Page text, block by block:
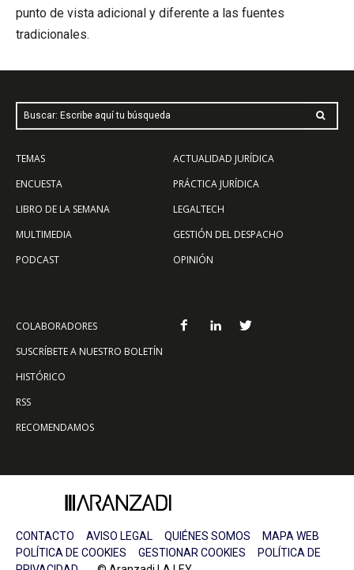
punto de vista adicional y diferente a las fuentes
tradicionales.
Buscar: Escribe aquí tu búsqueda
TEMAS
ENCUESTA
LIBRO DE LA SEMANA
MULTIMEDIA
PODCAST
ACTUALIDAD JURÍDICA
PRÁCTICA JURÍDICA
LEGALTECH
GESTIÓN DEL DESPACHO
OPINIÓN
COLABORADORES
SUSCRÍBETE A NUESTRO BOLETÍN
HISTÓRICO
RSS
RECOMENDAMOS
CONTACTO AVISO LEGAL QUIÉNES SOMOS
MAPA WEB
POLÍTICA DE COOKIES
GESTIONAR COOKIES
POLÍTICA DE